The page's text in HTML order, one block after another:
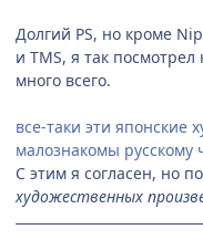
Долгий PS, но кроме
и TMS, я так
много всего.
все-таки эти японские
малознакомы русскому
С этим я согласен, но
художественных